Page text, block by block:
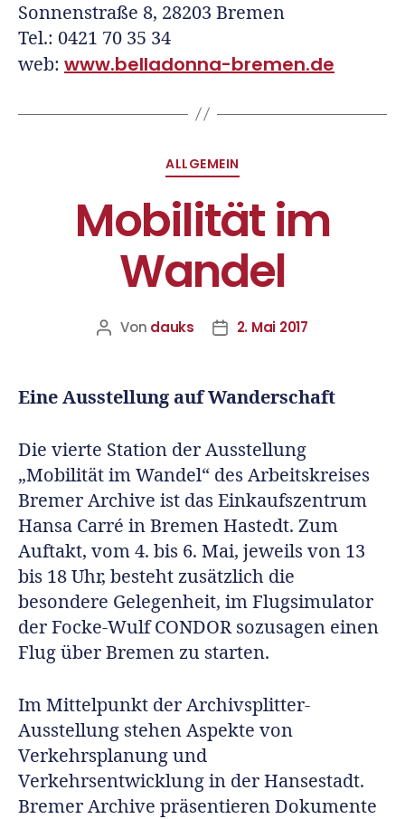
Sonnenstraße 8, 28203 Bremen
Tel.: 0421 70 35 34
web: www.belladonna-bremen.de
ALLGEMEIN
Mobilität im
Wandel
Von dauks 2. Mai 2017
Eine Ausstellung auf Wanderschaft
Die vierte Station der Ausstellung
„Mobilität im Wandel“ des Arbeitskreises
Bremer Archive ist das Einkaufszentrum
Hansa Carré in Bremen Hastedt. Zum
Auftakt, vom 4. bis 6. Mai, jeweils von 13
bis 18 Uhr, besteht zusätzlich die
besondere Gelegenheit, im Flugsimulator
der Focke-Wulf CONDOR sozusagen einen
Flug über Bremen zu starten.
Im Mittelpunkt der Archivsplitter-
Ausstellung stehen Aspekte von
Verkehrsplanung und
Verkehrsentwicklung in der Hansestadt.
Bremer Archive präsentieren Dokumente